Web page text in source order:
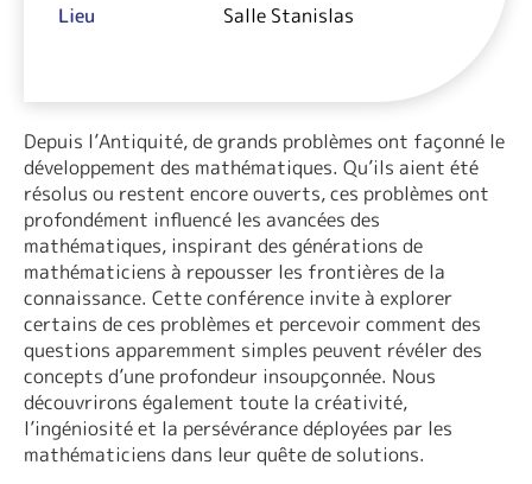
Lieu
Salle Stanislas
Depuis l’Antiquité, de grands problèmes ont façonné le
développement des mathématiques. Qu’ils aient été
résolus ou restent encore ouverts, ces problèmes ont
profondément influencé les avancées des
mathématiques, inspirant des générations de
mathématiciens à repousser les frontières de la
connaissance. Cette conférence invite à explorer
certains de ces problèmes et percevoir comment des
questions apparemment simples peuvent révéler des
concepts d’une profondeur insoupçonnée. Nous
découvrirons également toute la créativité,
l’ingéniosité et la persévérance déployées par les
mathématiciens dans leur quête de solutions.